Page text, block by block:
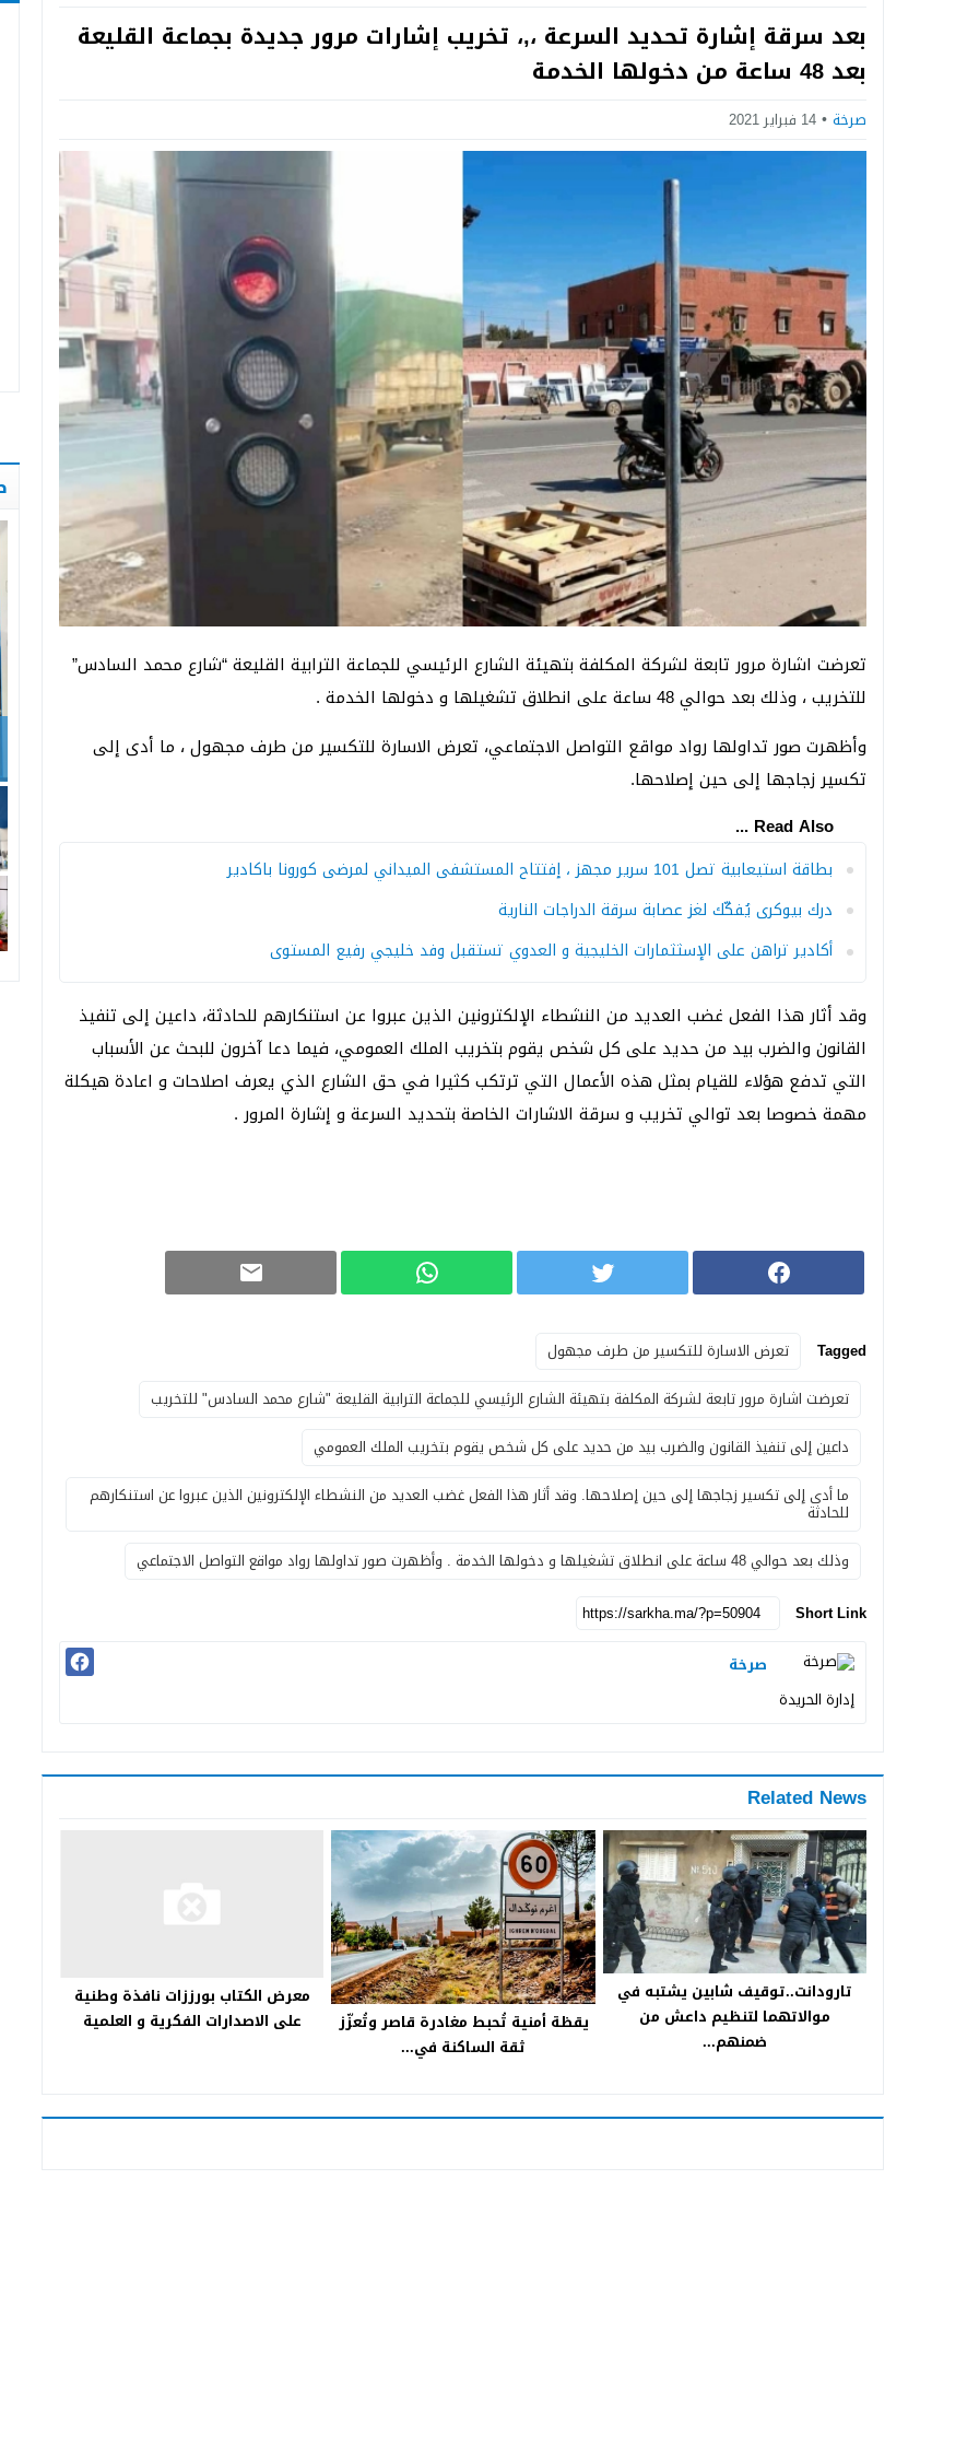
بعد سرقة إشارة تحديد السرعة ،,، تخريب إشارات مرور جديدة بجماعة القليعة
بعد 48 ساعة من دخولها الخدمة
صرخة 14 فبراير 2021
تعرضت اشارة مرور تابعة لشركة المكلفة بتهيئة الشارع الرئيسي للجماعة الترابية القليعة “شارع محمد السادس”
للتخريب ، وذلك بعد حوالي 48 ساعة على انطلاق تشغيلها و دخولها الخدمة .
وأظهرت صور تداولها رواد مواقع التواصل الاجتماعي، تعرض الاسارة للتكسير من طرف مجهول ، ما أدى إلى
تكسير زجاجها إلى حين إصلاحها.
Read Also ...
بطاقة استيعابية تصل 101 سرير مجهز ، إفتتاح المستشفى الميداني لمرضى كورونا باكادير
درك بيوكرى يُفكّك لغز عصابة سرقة الدراجات النارية
أكادير تراهن على الإسثثمارات الخليجية و العدوي تستقبل وفد خليجي رفيع المستوى
وقد أثار هذا الفعل غضب العديد من النشطاء الإلكترونين الذين عبروا عن استنكارهم للحادثة، داعين إلى تنفيذ
القانون والضرب بيد من حديد على كل شخص يقوم بتخريب الملك العمومي، فيما دعا آخرون للبحث عن الأسباب
التي تدفع هؤلاء للقيام بمثل هذه الأعمال التي ترتكب كثيرا في حق الشارع الذي يعرف اصلاحات و اعادة هيكلة
مهمة خصوصا بعد توالي تخريب و سرقة الاشارات الخاصة بتحديد السرعة و إشارة المرور .
Tagged
تعرض الاسارة للتكسير من طرف مجهول
تعرضت اشارة مرور تابعة لشركة المكلفة بتهيئة الشارع الرئيسي للجماعة الترابية القليعة "شارع محمد السادس" للتخريب
داعين إلى تنفيذ القانون والضرب بيد من حديد على كل شخص يقوم بتخريب الملك العمومي
ما أدى إلى تكسير زجاجها إلى حين إصلاحها. وقد أثار هذا الفعل غضب العديد من النشطاء الإلكترونين الذين عبروا عن استنكارهم
للحادثة
وذلك بعد حوالي 48 ساعة على انطلاق تشغيلها و دخولها الخدمة . وأظهرت صور تداولها رواد مواقع التواصل الاجتماعي
Short Link
صرخة
إدارة الحريدة
Related News
تارودانت..توقيف شابين يشتبه في
موالاتهما لتنظيم داعش من
ضمنهم...
يقظة أمنية تُحبط مغادرة قاصر وتُعزّز
ثقة الساكنة في...
معرض الكتاب بورززات نافذة وطنية
على الاصدارات الفكرية و العلمية